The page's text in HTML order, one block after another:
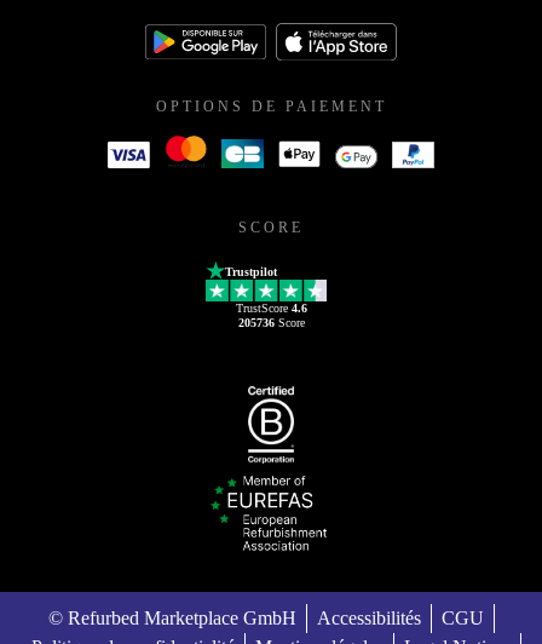
OPTIONS DE PAIEMENT
SCORE
Trustpilot
TrustScore 4.6
205736Score
© Refurbed Marketplace GmbH Accessibilités
CGU